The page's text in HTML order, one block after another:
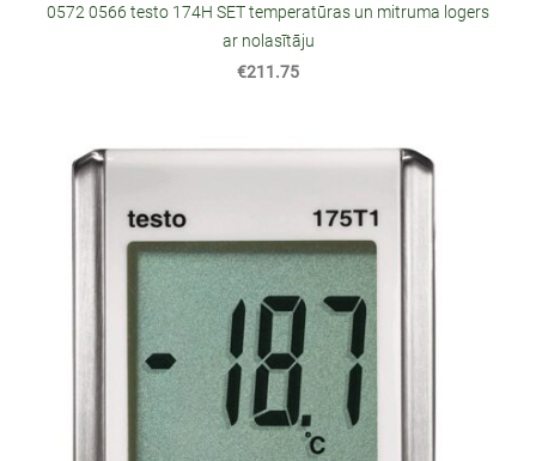
0572 0566 testo 174H SET temperatūras un mitruma logers
ar nolasītāju
€211.75